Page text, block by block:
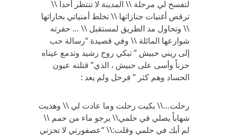
لتفسح لي مرحلة \\ المدينة لا تنتظر أحداً \\
ترقص أغنيات جنازاتها \\ تخلط أمنياتي بحاراتها
\\ وتحاول مد الطريق لمستقبل \\ … حفرته
شوارعها المائلة \\ وفي قصيدة “رسالة حب
إلى ريني حبيش ” تبكي روح رشيد وتدمع عيناه
حزناً وأسى على حبيش ، الذي” قتلته عيون
الحساد وهم كثر ” فرحل ولم يعد :
رحلت…\\ بكيت رحلت وما عادت لي \\ وهذيت
شهاباً يصلي في حلمي\\ يرجو ماء من حمم \\
لم أبك في حلمي وقلت:\\ “عصفورتي لا تحزني